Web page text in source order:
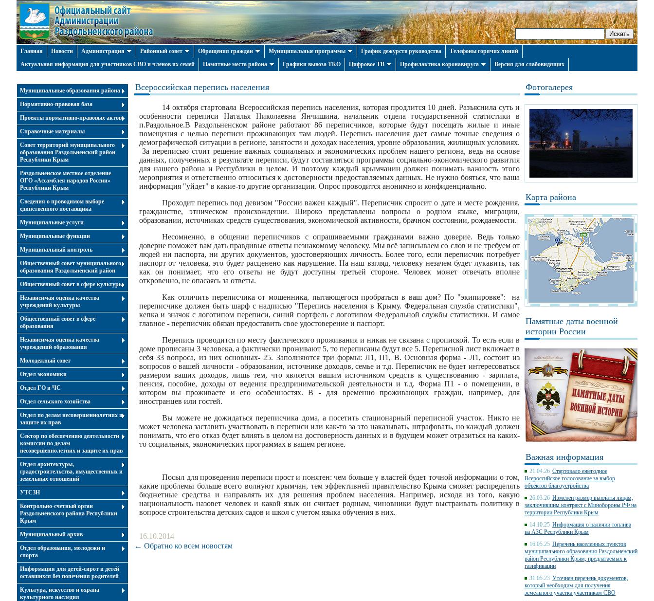
Главная Новости Администрация Районный совет Обращения граждан Муниципальные программы График дежурств руководства
Телефоны горячих линий
Актуальная информация для участников СВО и членов их семей
Памятные места района Графики вывоза ТКО Цифровое ТВ Профилактика коронавируса Версия для слабовидящих
Муниципальные образования района
Нормативно-правовая база
Проекты нормативно-правовых актов
Справочные материалы
Совет территорий муниципального
образования Раздольненский район
Республики Крым
Раздольненское местное отделение
ОГО «Ассамблея народов России»
Республики Крым
Cведения о проводимом выборе
единственного поставщика
Муниципальные услуги
Муниципальные функции
Муниципальный контроль
Общественный совет муниципального
образования Раздольненский район
Общественный совет в сфере культуры
Независимая оценка качества
учреждений культуры
Общественный совет в сфере
образования
Независимая оценка качества
учреждений образования
Молодежный совет
Отдел экономики
Отдел ГО и ЧС
Отдел сельского хозяйства
Отдел по делам несовершеннолетних и
защите их прав
Сектор по обеспечению деятельности
комиссии по делам
несовершеннолетних и защите их прав
Отдел архитектуры,
градостроительства, имущественных и
земельных отношений
УТСЗН
Контрольно-счетный орган
Раздольненского района Республики
Крым
Муниципальный архив
Отдел образования, молодежи и
спорта
Информация для детей-сирот и детей
оставшихся без попечения родителей
Культура, искусство и охрана
культурного наследия
Всероссийская перепись населения
14 октября стартовала Всероссийская перепись населения, которая продлится 10 дней. Разъяснила суть и
особенности переписи Наталья Николаевна Янчишина, начальник отдела государственной статистики в
п.Раздольное.В Раздольненском районе работают 86 переписчиков, которые будут посещать жилые и иные
помещения с целью переписи проживающих там людей. Перепись населения дает самые точные сведения о
демографической ситуации в регионе, занятости и доходах населения, уровне образования, жилищных условиях.
За переписью стоит решение важных социальных и экономических проблем нашего региона, ведь на основе
данных, полученных в результате переписи, будут составляться программы социально-экономического развития
для нашего района и Республики в целом. И поэтому каждый крымчанин должен понимать важность этого
мероприятия и ответственно относиться к достоверности предоставляемых данных. Не нужно бояться, что ваша
информация "уйдет" в какие-то другие организации. Опрос проводится анонимно и конфиденциально.
Проходит перепись под девизом "России важен каждый". Переписчик спросит о дате и месте рождения,
гражданстве, этническом происхождении. Широко представлены вопросы о родном языке, миграции,
образовании, источниках средств существования, экономической активности, брачном состоянии, рождаемости.
Несомненно, в общении переписчиков с опрашиваемыми гражданами важно доверие. Ведь только
доверие поможет вам дать правдивые ответы незнакомому человеку. Мы всё записываем со слов и не требуем от
людей ни паспорта, ни других документов, удостоверяющих личность. Более того, если переписчик потребует
паспорт от человека, это будет расценено как нарушение. На наш взгляд, человеку незачем будет лукавить, так
как он понимает, что его ответы не будут доступны третьей стороне. Человек может отвечать вполне
откровенно, не опасаясь за ответы.
Как отличить переписчика от мошенника, пытающегося пробраться в ваш дом? По "экипировке": на
переписчике должен быть шарф с надписью "Перепись населения в Крыму. Федеральная служба статистики",
кепка и значок с логотипом переписи, синий портфель с логотипом Федеральной службы статистики. И самое
главное - переписчик обязан предоставить свое удостоверение и паспорт.
Перепись проводится по месту фактического проживания и никак не связана с пропиской. То есть если в
доме прописаны 3 человека, а фактически проживают 5, то переписаны будут все 5. Переписной лист включает в
себя 33 вопроса, из них основных- 25. Заполняются три формы: Л1, П1, В. Основная форма - Л1, состоит из
вопросов о вашей личности - образовании, источнике доходов, семье и т.д. Переписчик не будет интересоваться
размером ваших доходов, лишь тем, что является вашим источником средств к существованию - зарплата,
пенсия, пособие, доходы от ведения предпринимательской деятельности и т.д. Форма П1 - о помещении, в
котором вы проживаете и его особенностях. В - для временно проживающих граждан, например, для
иностранцев или гостей.
Вы можете не дожидаться переписчика дома, а посетить стационарный переписной участок. Никто не
может человека заставить участвовать в переписи или как-то за это наказывать, штрафовать, но каждый должен
понимать, что его отказ будет влиять в целом на достоверность данных и в будущем может отразиться на каких-
то социальных, экономических программах в вашем регионе.
Посыл для проведения переписи прост и понятен: чем больше у властей будет точной информации о том,
какие проблемы больше всего волнуют крымчан, тем эффективней правительство Крыма сможет распределять
бюджетные средства и направлять их для решения проблем населения. Например, исходя из того, какую
национальность назовет человек и какой язык он считает родным, чиновники будут выстраивать политику в
вопросе строительства детских садов и школ с учетом языка обучения в них.
16.10.2014
← Обратно ко всем новостям
Фотогалерея
Карта района
Памятные даты военной
истории России
Важная информация
21.04.26 Стартовало ежегодное
Всероссийское голосование за выбор
объектов благоустройства
26.03.26 Изменен размер выплаты лицам,
заключившим контракт с Минобороны РФ на
территории Республики Крым
14.10.25 Информация о наличии топлива
на АЗС Республики Крым
16.05.25 Перечень населенных пунктов
муниципального образования Раздольненский
район Республики Крым, предлагаемых к
газификации
31.05.23 Уточнен перечень документов,
который необходим для получения
земельного участка участникам СВО